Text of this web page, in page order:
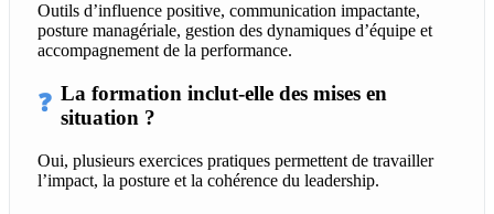
Outils d’influence positive, communication impactante,
posture managériale, gestion des dynamiques d’équipe et
accompagnement de la performance.
❓ La formation inclut-elle des mises en
situation ?
Oui, plusieurs exercices pratiques permettent de travailler
l’impact, la posture et la cohérence du leadership.